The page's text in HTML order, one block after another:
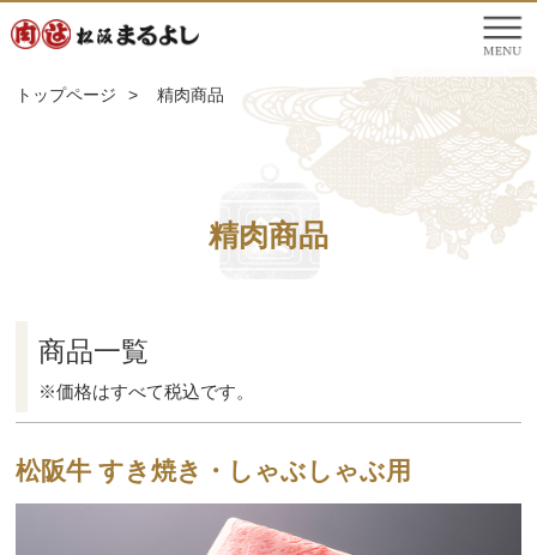
トップページ > 精肉商品
精肉商品
商品一覧
※価格はすべて税込です。
松阪牛 すき焼き・しゃぶしゃぶ用